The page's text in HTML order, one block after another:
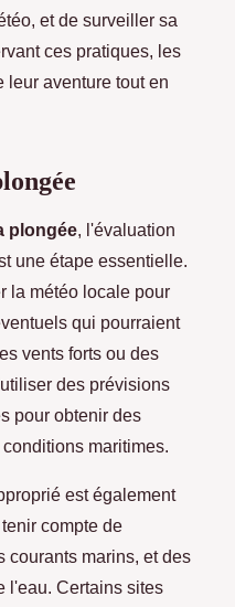
et de surveiller sa
ces pratiques, les
leur aventure tout en
plongée, l'évaluation
une étape essentielle.
la météo locale pour
qui pourraient
vents forts ou des
des prévisions
pour obtenir des
maritimes.
est également
compte de
courants marins, et des
l'eau. Certains sites